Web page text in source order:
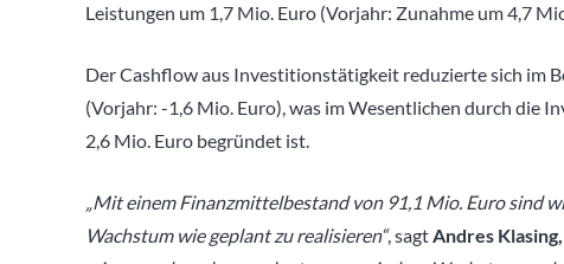
Leistungen um 1,7 Mio. Euro (Vorjahr: Zunahme um 4,7
Der Cashflow aus Investitionstätigkeit reduzierte sich im
(Vorjahr: -1,6 Mio. Euro), was im Wesentlichen durch die
2,6 Mio. Euro begründet ist.
„Mit einem Finanzmittelbestand von 91,1 Mio. Euro sind
Wachstum wie geplant zu realisieren“, sagtAndres